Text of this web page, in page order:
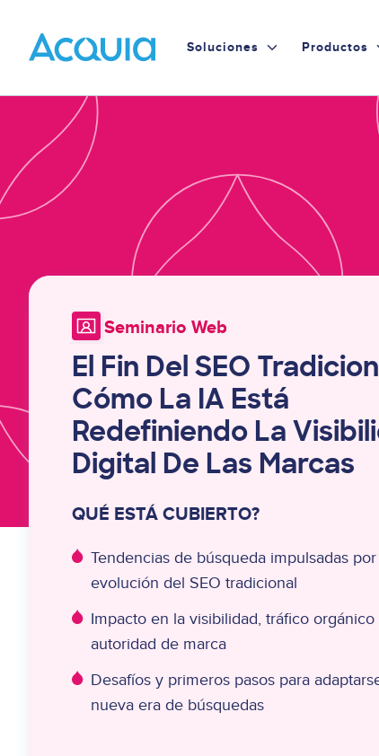
main
Primary
Menu
Soluciones Productos
Seminario Web
El Fin Del SEO
Cómo La IA Está
Redefiniendo La
Digital De Las Marcas
QUÉ ESTÁ CUBIERTO?
Tendencias de búsqueda impulsadas
evolución del SEO tradicional
Impacto en la visibilidad, tráfico orgánico
autoridad de marca
Desafíos y primeros pasos para
nueva era de búsquedas